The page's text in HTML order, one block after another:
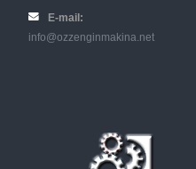
E-mail:
info@ozzenginmakina.net